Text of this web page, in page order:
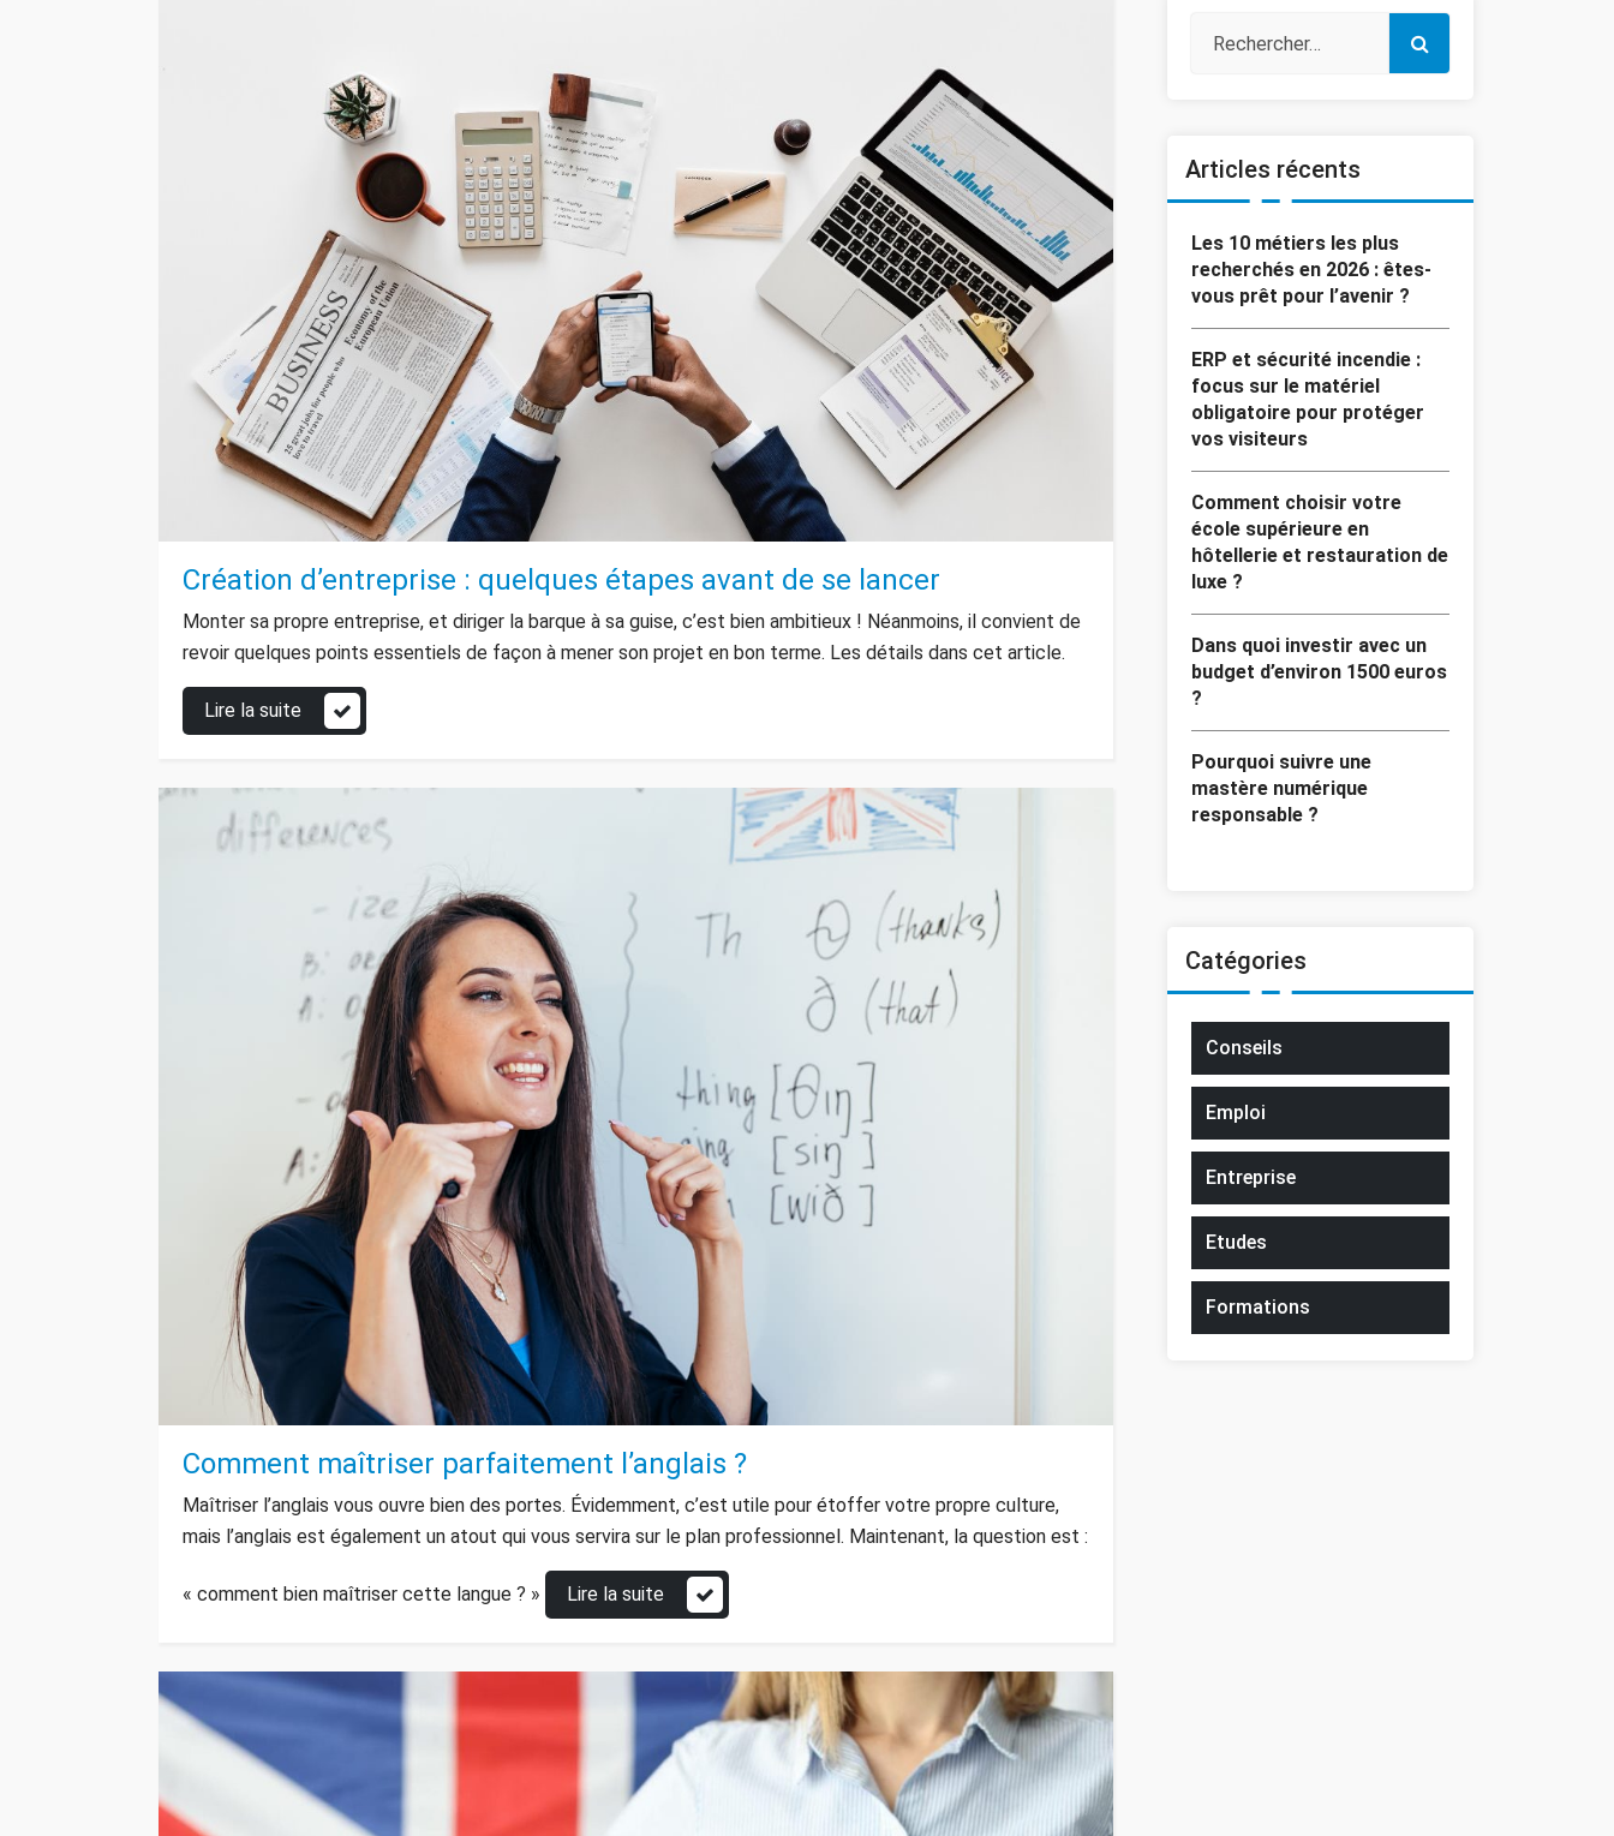
Création d’entreprise : quelques étapes avant de se lancer
Monter sa propre entreprise, et diriger la barque à sa guise, c’est bien ambitieux ! Néanmoins, il convient de
revoir quelques points essentiels de façon à mener son projet en bon terme. Les détails dans cet article.
Lire la suite
Comment maîtriser parfaitement l’anglais ?
Maîtriser l’anglais vous ouvre bien des portes. Évidemment, c’est utile pour étoffer votre propre culture,
mais l’anglais est également un atout qui vous servira sur le plan professionnel. Maintenant, la question est :
« comment bien maîtriser cette langue ? » Lire la suite
Articles récents
Les 10 métiers les plus
recherchés en 2026 : êtes-
vous prêt pour l’avenir ?
ERP et sécurité incendie :
focus sur le matériel
obligatoire pour protéger
vos visiteurs
Comment choisir votre
école supérieure en
hôtellerie et restauration de
luxe ?
Dans quoi investir avec un
budget d’environ 1500 euros
?
Pourquoi suivre une
mastère numérique
responsable ?
Catégories
Conseils
Emploi
Entreprise
Etudes
Formations